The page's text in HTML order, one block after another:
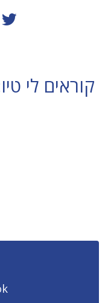
שיתוףשיתוף
קוראים לי